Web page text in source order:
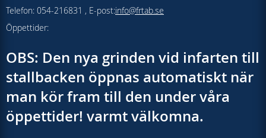
Telefon: 054-216831 , E-post:info@frtab.se
Öppettider:
OBS: Den nya grinden vid infarten till
stallbacken öppnas automatiskt när
man kör fram till den under våra
öppettider! varmt välkomna.